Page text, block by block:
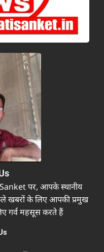
पर, आपके स्थानीय
खबरों के लिए आपकी प्रमुख
गर्व महसूस करते हैं